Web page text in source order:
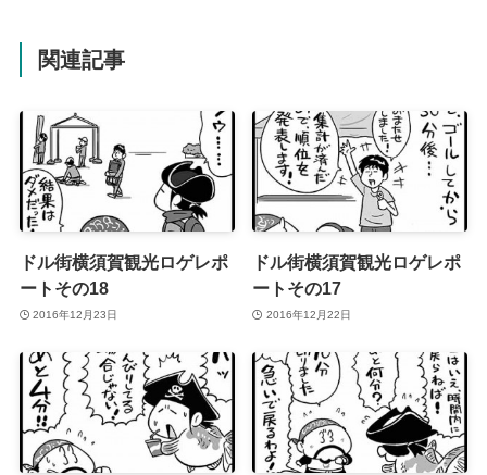
関連記事
ドル街横須賀観光ロゲレポ
ートその18
2016年12月23日
ドル街横須賀観光ロゲレポ
ートその17
2016年12月22日